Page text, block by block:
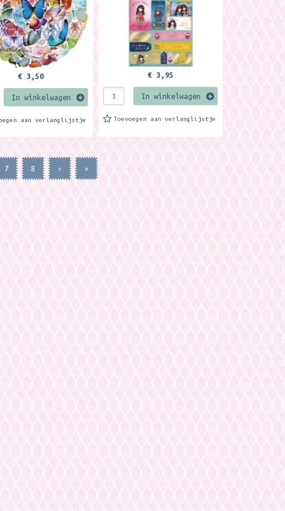
€ 3,50
In winkelwagen
aan verlanglijstje
€ 3,95
In winkelwagen
Toevoegen aan verlanglijstje
7 8 › »